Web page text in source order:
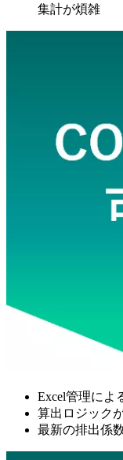
集計が煩雑
Excel管理によ
算出ロジック
最新の排出係